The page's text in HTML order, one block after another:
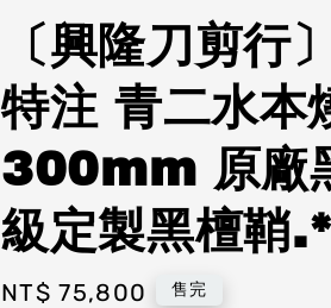
〔興隆刀剪行
特注 青二水本
300mm 原廠
級定製黑檀鞘
Regular
NT$ 75,800 售完